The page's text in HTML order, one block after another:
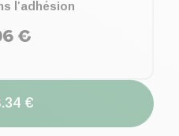
l'adhésion
€
€